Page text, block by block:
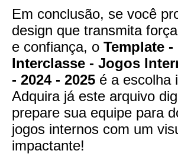
Em conclusão, se você
design que transmita
e confiança, o Template -
Interclasse - Jogos
- 2024 - 2025 é a escolha
Adquira já este arquivo
prepare sua equipe para
jogos internos com um
impactante!